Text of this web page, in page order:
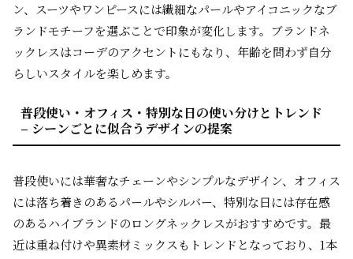
ン、スーツやワンピースには繊細なパールやアイコニックなブ
ランドモチーフを選ぶことで印象が変化します。ブランドネ
ックレスはコーデのアクセントにもなり、年齢を問わず自分
らしいスタイルを楽しめます。
普段使い・オフィス・特別な日の使い分けとトレンド
– シーンごとに似合うデザインの提案
普段使いには華奢なチェーンやシンプルなデザイン、オフィス
には落ち着きのあるパールやシルバー、特別な日には存在感
のあるハイブランドのロングネックレスがおすすめです。最
近は重ね付けや異素材ミックスもトレンドとなっており、1本